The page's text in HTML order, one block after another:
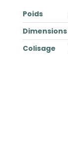
Poids
Dimensions
Colisage